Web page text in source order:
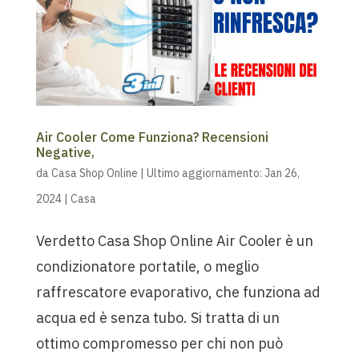
Air Cooler Come Funziona? Recensioni
Negative,
daCasa Shop Online | Ultimo aggiornamento: Jan 26,
2024| Casa
Verdetto Casa Shop Online Air Cooler è un
condizionatore portatile, o meglio
raffrescatore evaporativo, che funziona ad
acqua ed è senza tubo. Si tratta di un
ottimo compromesso per chi non può